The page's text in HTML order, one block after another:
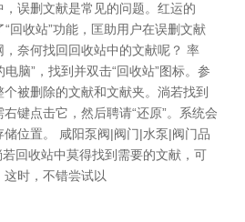
误删文献是常见的问题。红运的
回收站”功能，匡助用户在误删文献
，奈何找回回收站中的文献呢？ 率
电脑”，找到并双击“回收站”图标。参
被删除的文献和文献夹。淌若找到
键点击它，然后聘请“还原”。系统会
位置。 咸阳泵阀|阀门|水泵|阀门品
回收站中莫得找到需要的文献，可
时，不错尝试以